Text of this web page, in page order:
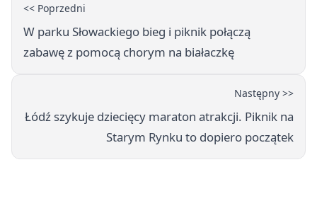
<< Poprzedni
W parku Słowackiego bieg i piknik połączą
zabawę z pomocą chorym na białaczkę
Następny >>
Łódź szykuje dziecięcy maraton atrakcji. Piknik na
Starym Rynku to dopiero początek